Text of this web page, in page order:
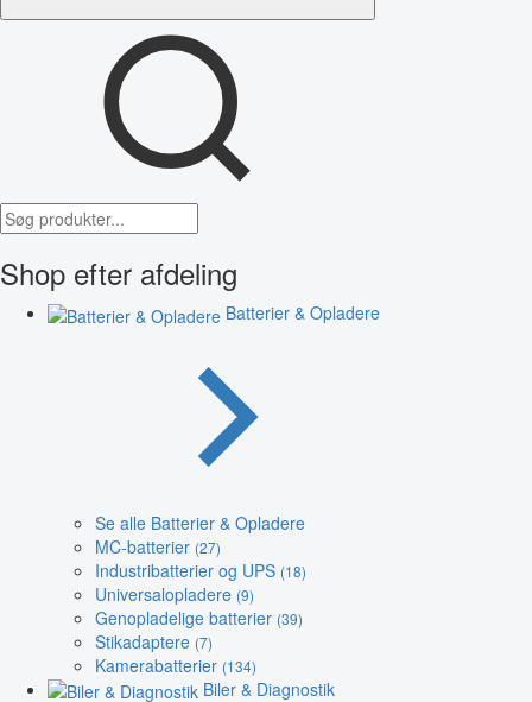
Shop efter afdeling
Batterier & Opladere
Se alle Batterier & Opladere
MC-batterier (27)
Industribatterier og UPS (18)
Universalopladere (9)
Genopladelige batterier (39)
Stikadaptere (7)
Kamerabatterier (134)
Biler & Diagnostik